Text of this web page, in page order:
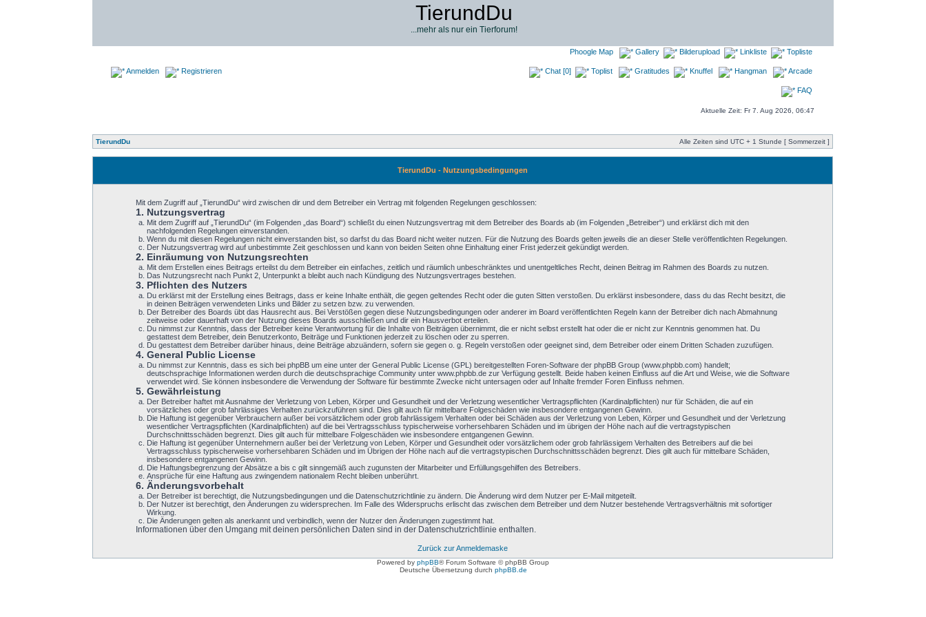
TierundDu
...mehr als nur ein Tierforum!
Anmelden Registrieren
Phoogle Map Gallery Bilderupload Linkliste Topliste
Chat [0] Toplist Gratitudes Knuffel Hangman Arcade
FAQ
Aktuelle Zeit: Fr 7. Aug 2026, 06:47
TierundDu Alle Zeiten sind UTC + 1 Stunde [ Sommerzeit ]
TierundDu - Nutzungsbedingungen
Mit dem Zugriff auf „TierundDu“ wird zwischen dir und dem Betreiber ein Vertrag mit folgenden Regelungen geschlossen:
1. Nutzungsvertrag
Mit dem Zugriff auf „TierundDu“ (im Folgenden „das Board“) schließt du einen Nutzungsvertrag mit dem Betreiber des Boards ab (im Folgenden „Betreiber“) und erklärst dich mit den
nachfolgenden Regelungen einverstanden.
Wenn du mit diesen Regelungen nicht einverstanden bist, so darfst du das Board nicht weiter nutzen. Für die Nutzung des Boards gelten jeweils die an dieser Stelle veröffentlichten Regelungen.
Der Nutzungsvertrag wird auf unbestimmte Zeit geschlossen und kann von beiden Seiten ohne Einhaltung einer Frist jederzeit gekündigt werden.
2. Einräumung von Nutzungsrechten
Mit dem Erstellen eines Beitrags erteilst du dem Betreiber ein einfaches, zeitlich und räumlich unbeschränktes und unentgeltliches Recht, deinen Beitrag im Rahmen des Boards zu nutzen.
Das Nutzungsrecht nach Punkt 2, Unterpunkt a bleibt auch nach Kündigung des Nutzungsvertrages bestehen.
3. Pflichten des Nutzers
Du erklärst mit der Erstellung eines Beitrags, dass er keine Inhalte enthält, die gegen geltendes Recht oder die guten Sitten verstoßen. Du erklärst insbesondere, dass du das Recht besitzt, die
in deinen Beiträgen verwendeten Links und Bilder zu setzen bzw. zu verwenden.
Der Betreiber des Boards übt das Hausrecht aus. Bei Verstößen gegen diese Nutzungsbedingungen oder anderer im Board veröffentlichten Regeln kann der Betreiber dich nach Abmahnung
zeitweise oder dauerhaft von der Nutzung dieses Boards ausschließen und dir ein Hausverbot erteilen.
Du nimmst zur Kenntnis, dass der Betreiber keine Verantwortung für die Inhalte von Beiträgen übernimmt, die er nicht selbst erstellt hat oder die er nicht zur Kenntnis genommen hat. Du
gestattest dem Betreiber, dein Benutzerkonto, Beiträge und Funktionen jederzeit zu löschen oder zu sperren.
Du gestattest dem Betreiber darüber hinaus, deine Beiträge abzuändern, sofern sie gegen o. g. Regeln verstoßen oder geeignet sind, dem Betreiber oder einem Dritten Schaden zuzufügen.
4. General Public License
Du nimmst zur Kenntnis, dass es sich bei phpBB um eine unter der General Public License (GPL) bereitgestellten Foren-Software der phpBB Group (www.phpbb.com) handelt;
deutschsprachige Informationen werden durch die deutschsprachige Community unter www.phpbb.de zur Verfügung gestellt. Beide haben keinen Einfluss auf die Art und Weise, wie die Software
verwendet wird. Sie können insbesondere die Verwendung der Software für bestimmte Zwecke nicht untersagen oder auf Inhalte fremder Foren Einfluss nehmen.
5. Gewährleistung
Der Betreiber haftet mit Ausnahme der Verletzung von Leben, Körper und Gesundheit und der Verletzung wesentlicher Vertragspflichten (Kardinalpflichten) nur für Schäden, die auf ein
vorsätzliches oder grob fahrlässiges Verhalten zurückzuführen sind. Dies gilt auch für mittelbare Folgeschäden wie insbesondere entgangenen Gewinn.
Die Haftung ist gegenüber Verbrauchern außer bei vorsätzlichem oder grob fahrlässigem Verhalten oder bei Schäden aus der Verletzung von Leben, Körper und Gesundheit und der Verletzung
wesentlicher Vertragspflichten (Kardinalpflichten) auf die bei Vertragsschluss typischerweise vorhersehbaren Schäden und im übrigen der Höhe nach auf die vertragstypischen
Durchschnittsschäden begrenzt. Dies gilt auch für mittelbare Folgeschäden wie insbesondere entgangenen Gewinn.
Die Haftung ist gegenüber Unternehmern außer bei der Verletzung von Leben, Körper und Gesundheit oder vorsätzlichem oder grob fahrlässigem Verhalten des Betreibers auf die bei
Vertragsschluss typischerweise vorhersehbaren Schäden und im Übrigen der Höhe nach auf die vertragstypischen Durchschnittsschäden begrenzt. Dies gilt auch für mittelbare Schäden,
insbesondere entgangenen Gewinn.
Die Haftungsbegrenzung der Absätze a bis c gilt sinngemäß auch zugunsten der Mitarbeiter und Erfüllungsgehilfen des Betreibers.
Ansprüche für eine Haftung aus zwingendem nationalem Recht bleiben unberührt.
6. Änderungsvorbehalt
Der Betreiber ist berechtigt, die Nutzungsbedingungen und die Datenschutzrichtlinie zu ändern. Die Änderung wird dem Nutzer per E-Mail mitgeteilt.
Der Nutzer ist berechtigt, den Änderungen zu widersprechen. Im Falle des Widerspruchs erlischt das zwischen dem Betreiber und dem Nutzer bestehende Vertragsverhältnis mit sofortiger
Wirkung.
Die Änderungen gelten als anerkannt und verbindlich, wenn der Nutzer den Änderungen zugestimmt hat.
Informationen über den Umgang mit deinen persönlichen Daten sind in der Datenschutzrichtlinie enthalten.
Zurück zur Anmeldemaske
Powered by phpBB® Forum Software © phpBB Group
Deutsche Übersetzung durch phpBB.de